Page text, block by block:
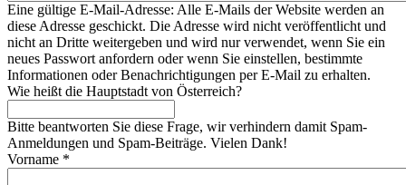
Eine gültige E-Mail-Adresse: Alle E-Mails der Website werden an
diese Adresse geschickt. Die Adresse wird nicht veröffentlicht und
nicht an Dritte weitergeben und wird nur verwendet, wenn Sie ein
neues Passwort anfordern oder wenn Sie einstellen, bestimmte
Informationen oder Benachrichtigungen per E-Mail zu erhalten.
Wie heißt die Hauptstadt von Österreich?
Bitte beantworten Sie diese Frage, wir verhindern damit Spam-
Anmeldungen und Spam-Beiträge. Vielen Dank!
Vorname *